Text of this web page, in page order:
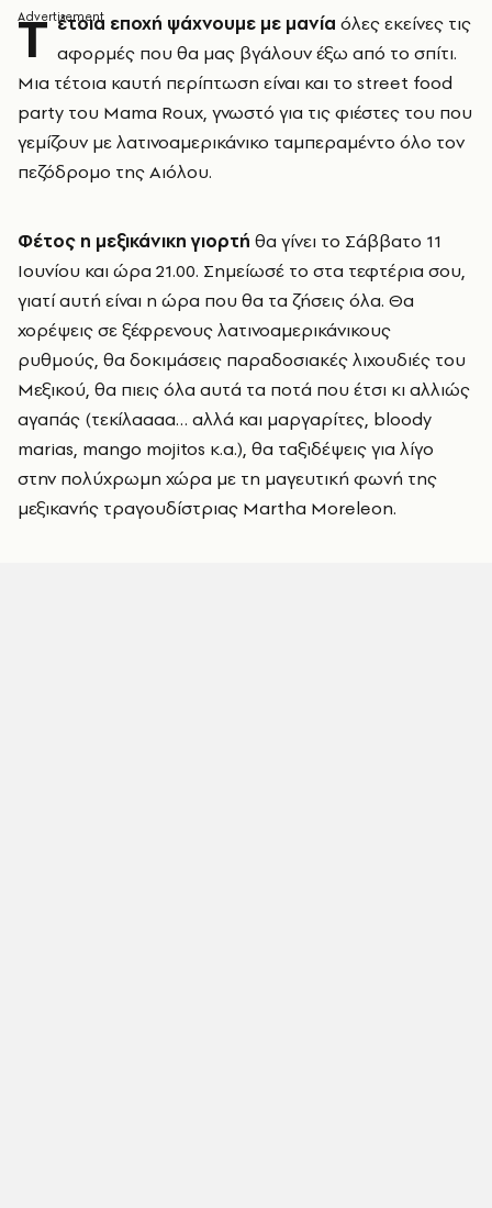
Τ έτοια εποχή ψάχνουμε με μανία όλες εκείνες τις
αφορμές που θα μας βγάλουν έξω από το σπίτι.
Μια τέτοια καυτή περίπτωση είναι και το street food
party του Mama Roux, γνωστό για τις φιέστες του που
γεμίζουν με λατινοαμερικάνικο ταμπεραμέντο όλο τον
πεζόδρομο της Αιόλου.
Φέτος η μεξικάνικη γιορτή θα γίνει το Σάββατο 11
Ιουνίου και ώρα 21.00. Σημείωσέ το στα τεφτέρια σου,
γιατί αυτή είναι η ώρα που θα τα ζήσεις όλα. Θα
χορέψεις σε ξέφρενους λατινοαμερικάνικους
ρυθμούς, θα δοκιμάσεις παραδοσιακές λιχουδιές του
Μεξικού, θα πιεις όλα αυτά τα ποτά που έτσι κι αλλιώς
αγαπάς (τεκίλαααα… αλλά και μαργαρίτες, bloody
marias, mango mojitos κ.α.), θα ταξιδέψεις για λίγο
στην πολύχρωμη χώρα με τη μαγευτική φωνή της
μεξικανής τραγουδίστριας Martha Moreleοn.